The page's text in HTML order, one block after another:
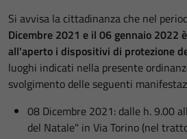
Si avvisa la cittadinanza che nel
Dicembre 2021 e il 06 gennaio 2022
all'aperto i dispositivi di protezione
luoghi indicati nella presente
svolgimento delle seguenti
08 Dicembre 2021: dalle h. 9.00
del Natale" in Via Torino (nel